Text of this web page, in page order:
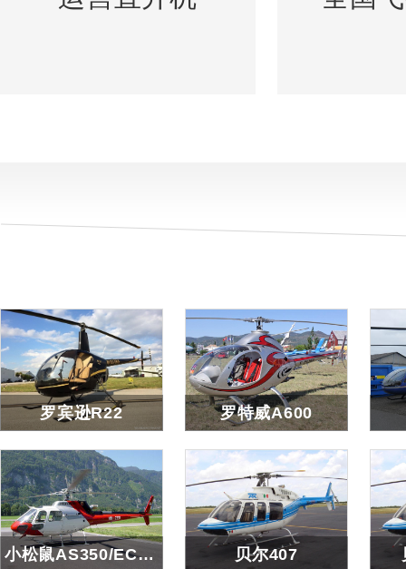
罗宾逊R22
罗宾逊R22
查看详细
罗特威A600
罗特威A600
查看详细
小松鼠AS350/EC130/AS355 贝尔407